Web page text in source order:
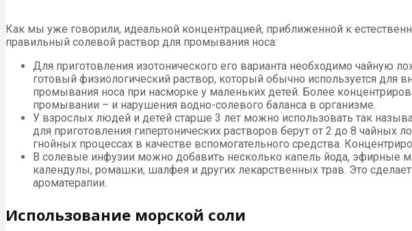
Как мы уже говорили, идеальной концентрацией, приближенной к
правильный солевой раствор для промывания носа:
Для приготовления изотонического его варианта необходимо чайную
готовый физиологический раствор, который обычно используется
промывания носа при насморке у маленьких детей. Более
промывании – и нарушения водно-солевого баланса в организме.
У взрослых людей и детей старше 3 лет можно использовать так
для приготовления гипертонических растворов берут от 2 до 8
гнойных процессах в качестве вспомогательного средства.
В солевые инфузии можно добавить несколько капель йода, эфирные
календулы, ромашки, шалфея и других лекарственных трав. Это
ароматерапии.
Использование морской соли